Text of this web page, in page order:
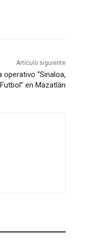
Artículo siguiente
“Sinaloa,
en Mazatlán